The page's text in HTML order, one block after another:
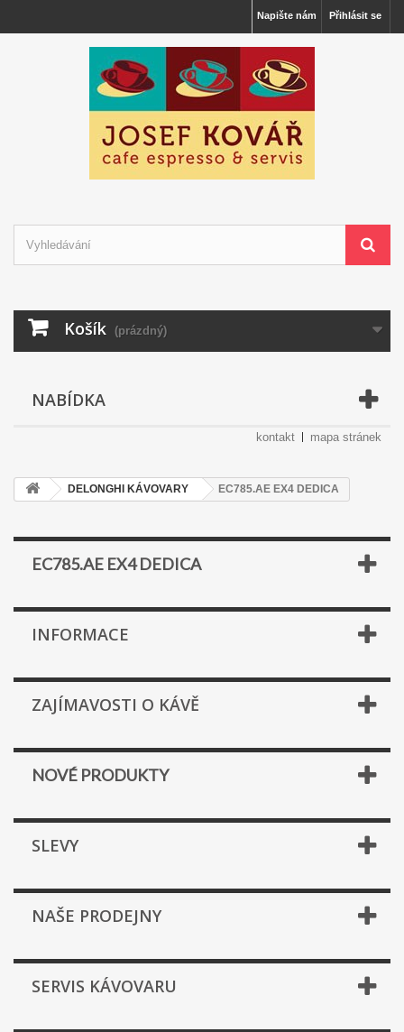
Přihlásit se
Napište nám
Košík (prázdný)
NABÍDKA
kontakt mapa stránek
DELONGHI KÁVOVARY EC785.AE EX4 DEDICA
EC785.AE EX4 DEDICA
INFORMACE
ZAJÍMAVOSTI O KÁVĚ
NOVÉ PRODUKTY
SLEVY
NAŠE PRODEJNY
SERVIS KÁVOVARU